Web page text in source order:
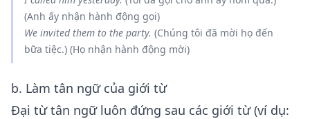
(Anh ấy nhận hành động gọi)
We invitedthem to the party. (Chúng tôi đã mời họ đến
bữa tiệc.) (Họ nhận hành động mời)
b. Làm tân ngữ của giới từ
Đại từ tân ngữ luôn đứng sau các giới từ (ví dụ: